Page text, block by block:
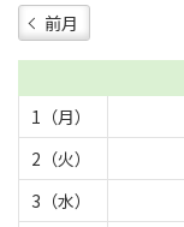
前月
1（月）
2（火）
3（水）